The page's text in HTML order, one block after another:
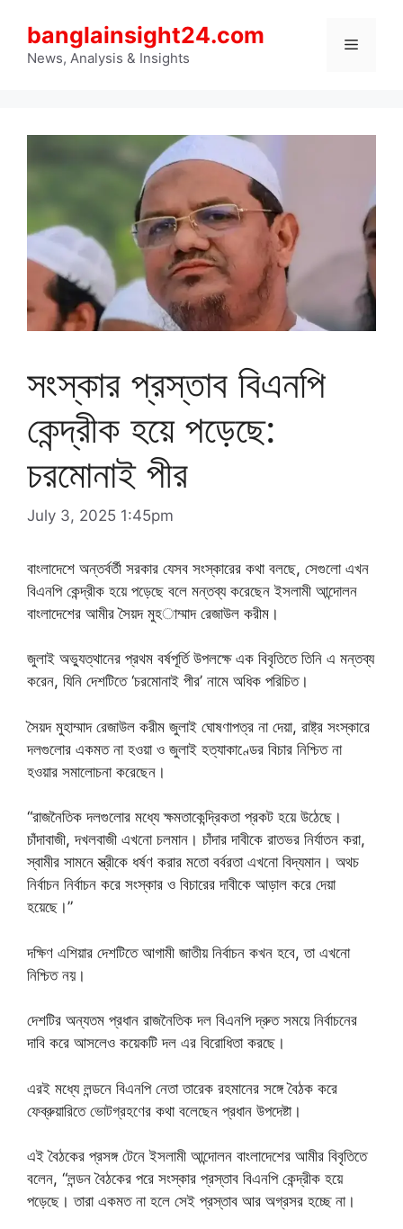
content
banglainsight24.com
News, Analysis & Insights
Menu
সংস্কার প্রস্তাব বিএনপি
কেন্দ্রীক হয়ে পড়েছে:
চরমোনাই পীর
July 3, 2025 1:45pm
বাংলাদেশে অন্তর্বর্তী সরকার যেসব সংস্কারের কথা বলছে, সেগুলো এখন
বিএনপি কেন্দ্রীক হয়ে পড়েছে বলে মন্তব্য করেছেন ইসলামী আন্দোলন
বাংলাদেশের আমীর সৈয়দ মুহাম্মাদ রেজাউল করীম।
জুলাই অভ্যুত্থানের প্রথম বর্ষপূর্তি উপলক্ষে এক বিবৃতিতে তিনি এ মন্তব্য
করেন, যিনি দেশটিতে ‘চরমোনাই পীর’ নামে অধিক পরিচিত।
সৈয়দ মুহাম্মাদ রেজাউল করীম জুলাই ঘোষণাপত্র না দেয়া, রাষ্ট্র সংস্কারে
দলগুলোর একমত না হওয়া ও জুলাই হত্যাকাণ্ডের বিচার নিশ্চিত না
হওয়ার সমালোচনা করেছেন।
“রাজনৈতিক দলগুলোর মধ্যে ক্ষমতাকেন্দ্রিকতা প্রকট হয়ে উঠেছে।
চাঁদাবাজী, দখলবাজী এখনো চলমান। চাঁদার দাবীকে রাতভর নির্যাতন করা,
স্বামীর সামনে স্ত্রীকে ধর্ষণ করার মতো বর্বরতা এখনো বিদ্যমান। অথচ
নির্বাচন নির্বাচন করে সংস্কার ও বিচারের দাবীকে আড়াল করে দেয়া
হয়েছে।”
দক্ষিণ এশিয়ার দেশটিতে আগামী জাতীয় নির্বাচন কখন হবে, তা এখনো
নিশ্চিত নয়।
দেশটির অন্যতম প্রধান রাজনৈতিক দল বিএনপি দ্রুত সময়ে নির্বাচনের
দাবি করে আসলেও কয়েকটি দল এর বিরোধিতা করছে।
এরই মধ্যে লন্ডনে বিএনপি নেতা তারেক রহমানের সঙ্গে বৈঠক করে
ফেব্রুয়ারিতে ভোটগ্রহণের কথা বলেছেন প্রধান উপদেষ্টা।
এই বৈঠকের প্রসঙ্গ টেনে ইসলামী আন্দোলন বাংলাদেশের আমীর বিবৃতিতে
বলেন, “লন্ডন বৈঠকের পরে সংস্কার প্রস্তাব বিএনপি কেন্দ্রীক হয়ে
পড়েছে। তারা একমত না হলে সেই প্রস্তাব আর অগ্রসর হচ্ছে না।